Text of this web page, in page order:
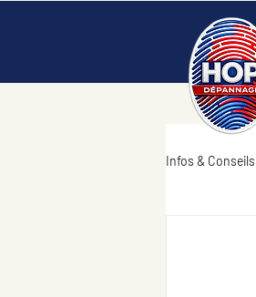
Infos & Conseils